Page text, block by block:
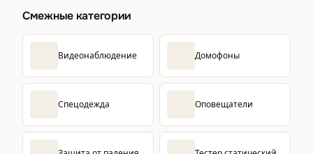
Смежные категории
Видеонаблюдение Домофоны
Спецодежда Оповещатели